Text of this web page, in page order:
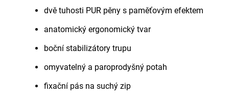
dvě tuhosti PUR pěny s paměťovým efektem
anatomický ergonomický tvar
boční stabilizátory trupu
omyvatelný a paroprodyšný potah
fixační pás na suchý zip